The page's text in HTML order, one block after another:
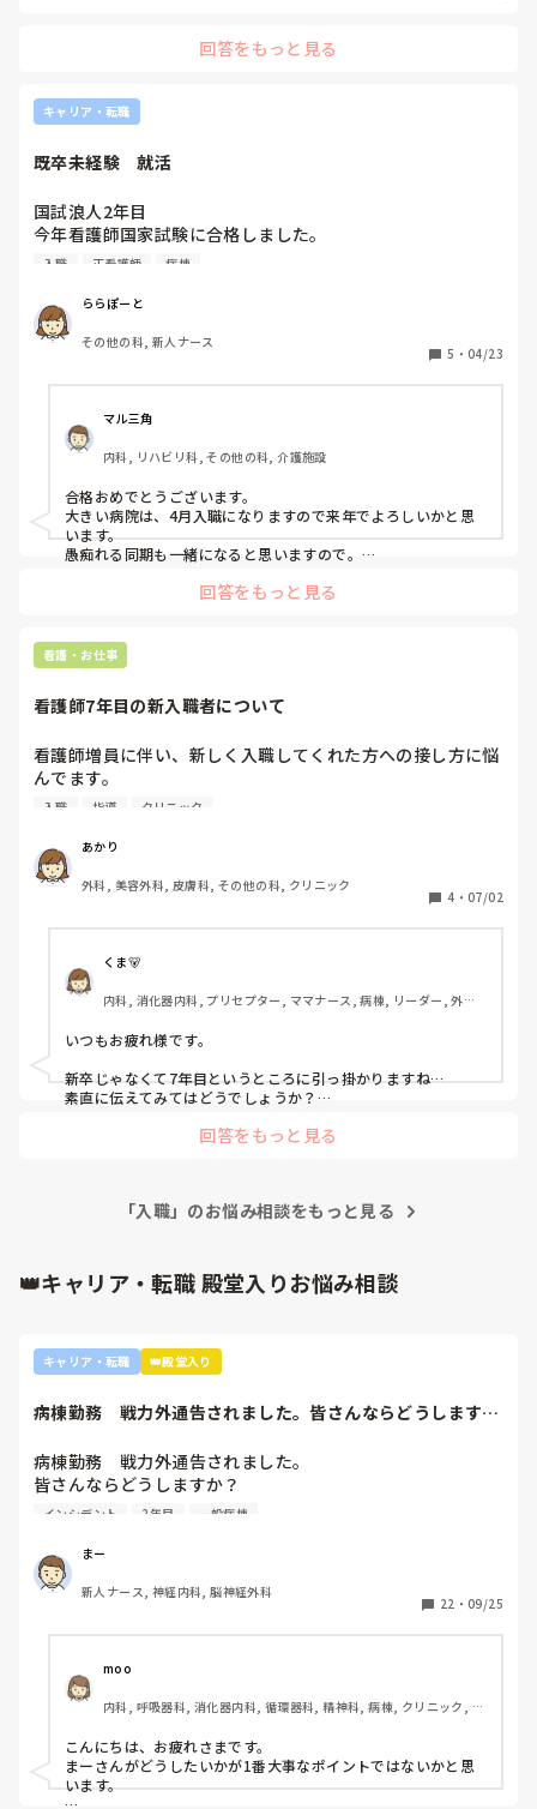
回答をもっと見る
キャリア・転職
既卒未経験　就活
国試浪人2年目
今年看護師国家試験に合格しました。
1年目はスーパーでバイト、2年目は勉強に集中するため仕事
過去に2度も試験に落ちてしまったので就活は合否発表後に
始めようと考えていました
しかし当たり前ですが今の時期に臨床未経験者向け求人はと
ても少なく、本当に自分の考えが甘かったと痛感しています
やはり今年中の就職は不可能でしょうか
看護助手のバイトをしながら来年4月の採用を目指した方が
いいですか
また、同じような経験をされた方がいらっしゃいましたらお
入職 正看護師 病棟
ららぽーと
その他の科, 新人ナース
5 ・ 04/23
マル三角
内科, リハビリ科, その他の科, 介護施設
合格おめでとうございます。
大きい病院は、4月入職になりますので来年でよろしいかと思
います。
愚痴れる同期も一緒になると思いますので。
かなくても落ち込まないでください。
回答をもっと見る
看護・お仕事
看護師7年目の新入職者について
看護師増員に伴い、新しく入職してくれた方への接し方に悩
んでます。
仕事ができる・できない以前に人として、社会人としてこれ
それらが職場内に支障をきたすのは避けたいですが、対応の
仕方がわかりません。
っかー、うん」という様子
②先輩の説明を聞きながら、クロックス脱いだり履いたり、
足元に緊張感がない
③教えてもらったり、ほかスタッフが手伝った事に対して
「ありがとうございます」など感謝の言葉がない
他にも色々ありますが。
看護師7年目のこの方への指導や対応、接し方のアドバイス
入職 指導 クリニック
あかり
外科, 美容外科, 皮膚科, その他の科, クリニック
4 ・ 07/02
くま🐻
内科, 消化器内科, プリセプター, ママナース, 病棟, リーダー, 外来,
いつもお疲れ様です。
新卒じゃなくて7年目というところに引っ掛かりますね…
素直に伝えてみてはどうでしょうか？
ついているのなら、その方に相談して、その現場ですぐに注意
の人）から指摘されるのとでは印象が違うと思うので、見たま
回答をもっと見る
「入職」のお悩み相談をもっと見る
👑キャリア・転職 殿堂入りお悩み相談
キャリア・転職 👑殿堂入り
病棟勤務　戦力外通告されました。皆さんならどうします
病棟勤務　戦力外通告されました。
皆さんならどうしますか？
2年目です。1年目はゆるい部署にいましたが、人間関係が原
からの人間関係は良好です。
ですが、異動してから薬剤に関するインシデントを4件ほど
起こし、優先順位や多重課題ができていないのでは？という
い』『一人を持って看護のつながりを持って』ということで
受け持ち1人になりました。
複数受け持ちに戻るよう、1ヶ月間1年目のように勉強したり
と業務に臨んできました。
そして最近師長さんに『君は病棟勤務よりも外来とか健診セ
ンターとかのほうがいいのでは？ウチの部署もスタッフが足
りないから育てる余裕が足りない。前向きに捉えて看護師は
いろんな働き方あるよ』と部署は決まってませんが、異動確
インシデント 2年目 一般病棟
まー
新人ナース, 神経内科, 脳神経外科
22 ・ 09/25
moo
内科, 呼吸器科, 消化器内科, 循環器科, 精神科, 病棟, クリニック, リ
こんにちは、お疲れさまです。
まーさんがどうしたいかが1番大事なポイントではないかと思
います。